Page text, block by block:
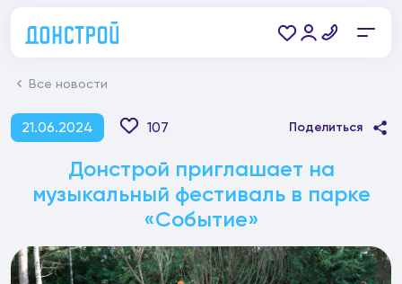
Все новости
21.06.2024 107 Поделиться
Донстрой приглашает на
музыкальный фестиваль в парке
«Событие»